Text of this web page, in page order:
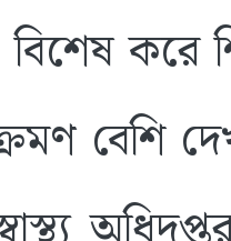
বিশেষ করে
বেশি